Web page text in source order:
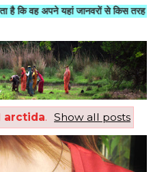
अपने यहां जानवरों से किस तरह का सलूक
arctida. Show all posts